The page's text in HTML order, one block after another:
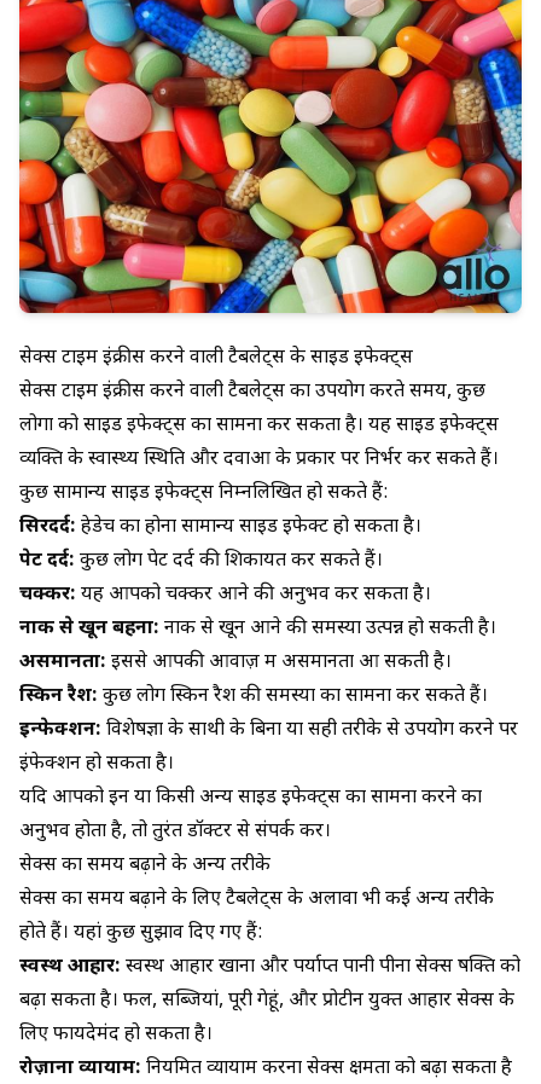
सेक्स टाइम इंक्रीस करने वाली टैबलेट्स के साइड इफेक्ट्स
सेक्स टाइम इंक्रीस करने वाली टैबलेट्स का उपयोग करते समय, कुछ
लोगों को साइड इफेक्ट्स का सामना कर सकता है। यह साइड इफेक्ट्स
व्यक्ति के स्वास्थ्य स्थिति और दवाओं के प्रकार पर निर्भर कर सकते हैं।
कुछ सामान्य साइड इफेक्ट्स निम्नलिखित हो सकते हैं:
सिरदर्द: हेडेच का होना सामान्य साइड इफेक्ट हो सकता है।
पेट दर्द: कुछ लोग पेट दर्द की शिकायत कर सकते हैं।
चक्कर: यह आपको चक्कर आने की अनुभव कर सकता है।
नाक से खून बहना: नाक से खून आने की समस्या उत्पन्न हो सकती है।
असमानता: इससे आपकी आवाज़ में असमानता आ सकती है।
स्किन रैश: कुछ लोग स्किन रैश की समस्या का सामना कर सकते हैं।
इन्फेक्शन: विशेषज्ञों के साथी के बिना या सही तरीके से उपयोग करने पर
इंफेक्शन हो सकता है।
यदि आपको इन या किसी अन्य साइड इफेक्ट्स का सामना करने का
अनुभव होता है, तो तुरंत डॉक्टर से संपर्क करें।
सेक्स का समय बढ़ाने के अन्य तरीके
सेक्स का समय बढ़ाने के लिए टैबलेट्स के अलावा भी कई अन्य तरीके
होते हैं। यहां कुछ सुझाव दिए गए हैं:
स्वस्थ आहार: स्वस्थ आहार खाना और पर्याप्त पानी पीना सेक्स षक्ति को
बढ़ा सकता है। फल, सब्जियां, पूरी गेहूं, और प्रोटीन युक्त आहार सेक्स के
लिए फायदेमंद हो सकता है।
रोज़ाना व्यायाम: नियमित व्यायाम करना सेक्स क्षमता को बढ़ा सकता है